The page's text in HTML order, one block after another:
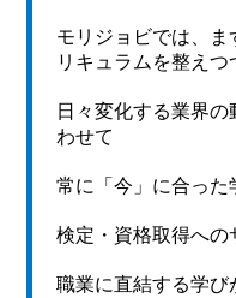
モリジョビでは、ま
リキュラムを整えつ
日々変化する業界
わせて
常に「今」に合った
検定・資格取得への
職業に直結する学び